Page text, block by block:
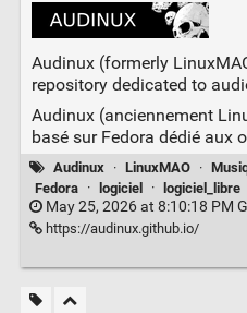
Audinux (formerly
repository dedicated to
Audinux (anciennement
basé sur Fedora dédié aux
Audinux · LinuxMAO ·
Fedora
· logiciel · logiciel_libre
May 25, 2026 at 8:10:18 PM
https://audinux.github.io/